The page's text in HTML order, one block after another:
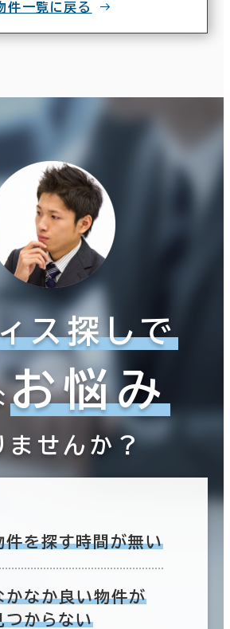
件一覧に戻る
ス探しで
お悩み
ませんか？
件を探す時間が無い
かなか良い物件が
つからない